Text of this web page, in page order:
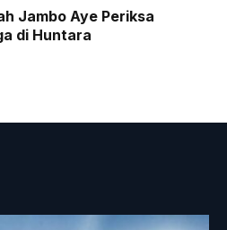
Jambo Aye Periksa
di Huntara